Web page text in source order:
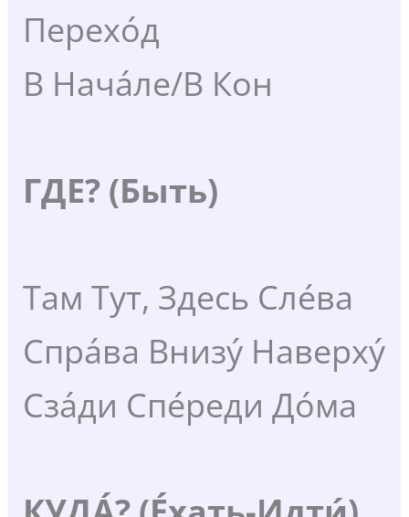
Перехо́д
В Нача́ле/В Кон
ГДЕ? (Быть)
Там Тут, Здесь Сле́ва
Спра́ва Внизу́ Наверху́
Сза́ди Спе́реди До́ма